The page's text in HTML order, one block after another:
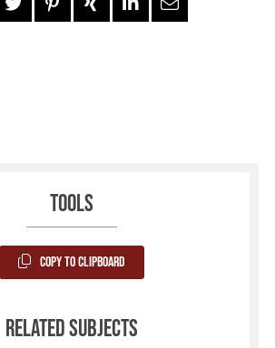
Tools
Copy to Clipboard
Related subjects